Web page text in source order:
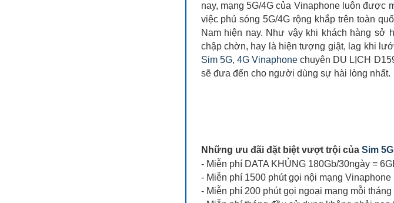
nay, mạng 5G/4G của Vinaphone luôn được
việc phủ sóng 5G/4G rộng khắp trên toàn
Nam hiện nay. Như vậy khi khách hàng sở
chập chờn, hay là hiện tượng giật, lag khi
Sim 5G, 4G Vinaphonechuyên DU LỊCH
sẽ đưa đến cho người dùng sự hài lòng nhất.
Những ưu đãi đặt biệt vượt trội của Sim
- Miễn phí DATA KHỦNG 180Gb/30ngày =
- Miễn phí 1500 phút gọi nội mạng Vinaphone
- Miễn phí 200 phút gọi ngoại mạng mỗi tháng